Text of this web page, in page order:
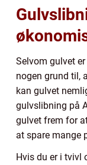
Selvom gulvet
nogen grund til,
kan gulvet
gulvslibning på
gulvet frem for
at spare mange
Hvis du er i tvivl